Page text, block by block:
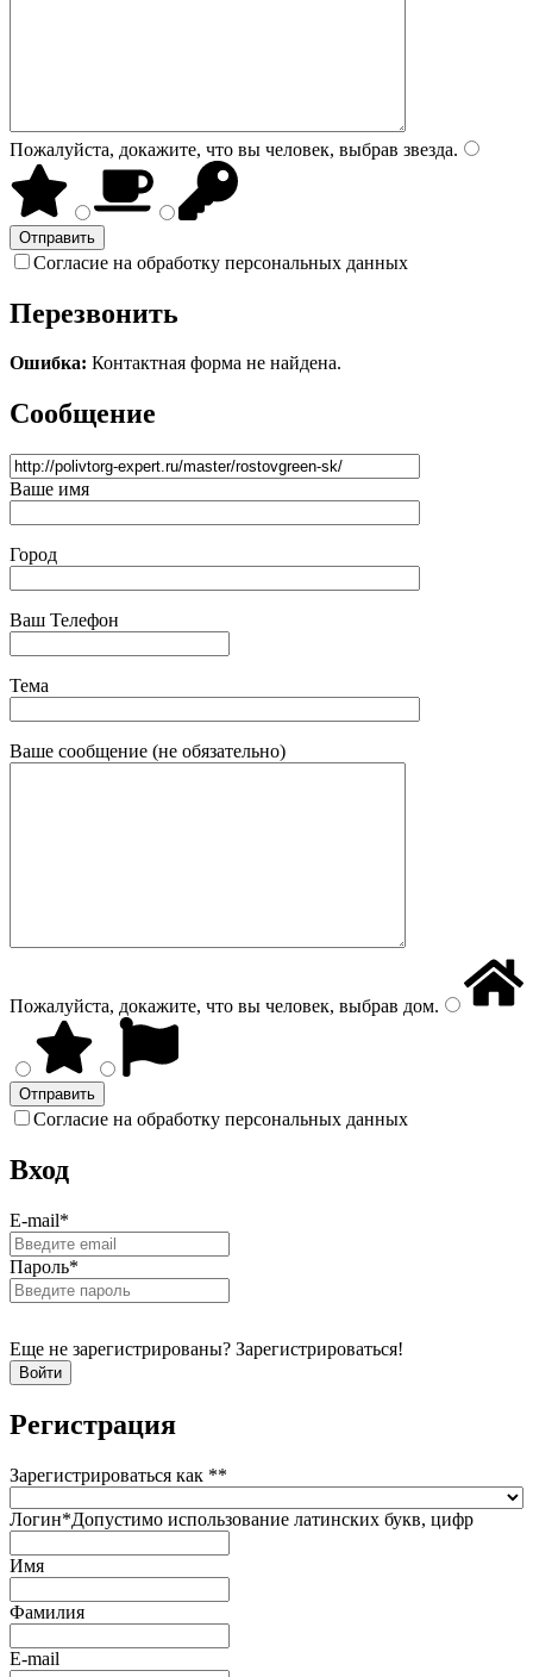
Пожалуйста, докажите, что вы человек, выбрав звезда.
Согласие на обработку персональных данных
Перезвонить
Ошибка: Контактная форма не найдена.
Сообщение
Ваше имя
Город
Ваш Телефон
Тема
Ваше сообщение (не обязательно)
Пожалуйста, докажите, что вы человек, выбрав дом.
Согласие на обработку персональных данных
Вход
E-mail*
Пароль*
Еще не зарегистрированы? Зарегистрироваться!
Регистрация
Зарегистрироваться как **
Логин*Допустимо использование латинских букв, цифр
Имя
Фамилия
E-mail